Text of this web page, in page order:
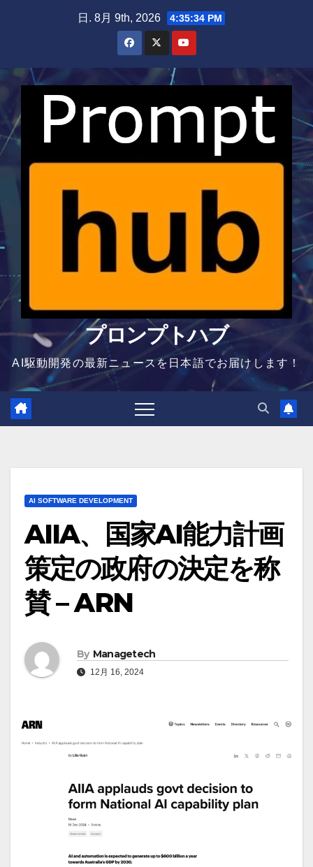
日. 8月 9th, 2026 4:35:35 PM
プロンプトハブ
AI駆動開発の最新ニュースを日本語でお届けします！
AI SOFTWARE DEVELOPMENT
AIIA、国家AI能力計画
策定の政府の決定を称
賛 – ARN
By Managetech
12月 16, 2024